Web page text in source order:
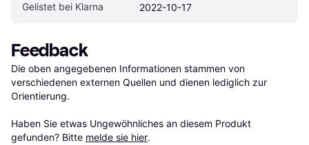
Gelistet bei Klarna 2022-10-17
Feedback
Die oben angegebenen Informationen stammen von
verschiedenen externen Quellen und dienen lediglich zur
Orientierung.
Haben Sie etwas Ungewöhnliches an diesem Produkt
gefunden? Bitte melde sie hier.